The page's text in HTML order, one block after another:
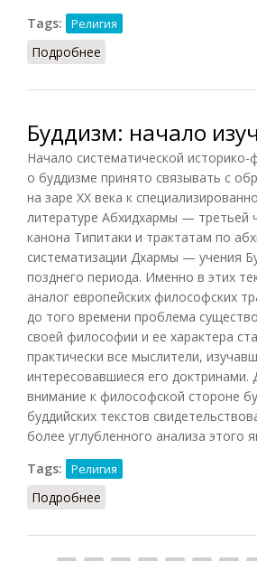
Tags:
Религия
Подробнее
Буддизм: начало
Начало систематической историко-
о буддизме принято связывать с
на заре XX века к
литературе Абхидхармы — третьей
канона Типитаки и трактатам по
систематизации Дхармы — учения
позднего периода. Именно в этих
аналог европейских философских
до того времени проблема
своей философии и ее характера
практически все мыслители,
интересовавшиеся его доктринами.
внимание к философской стороне
буддийских текстов
более углубленного анализа этого
Tags:
Религия
Подробнее